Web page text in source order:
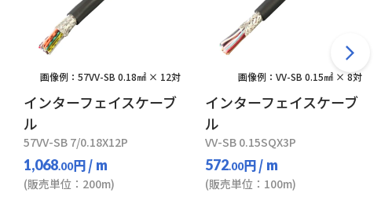
画像例：57VV-SB 0.18㎟ × 12対
インターフェイスケーブ
ル
57VV-SB 7/0.18X12P
1,068.00円/ m
(販売単位：200m)
画像例：VV-SB 0.15㎟ × 8対
インターフェイスケーブ
ル
VV-SB 0.15SQX3P
572.00円/ m
(販売単位：100m)